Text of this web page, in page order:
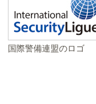
国際警備連盟のロゴ